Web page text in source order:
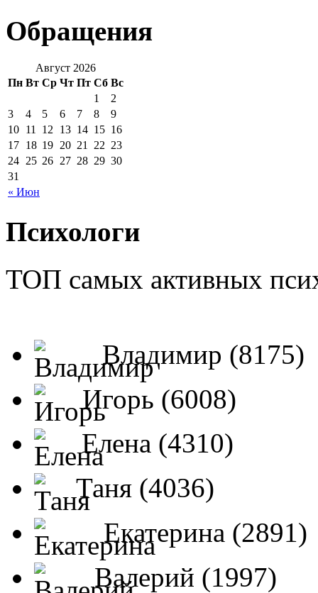
Обращения
Август 2026
Пн Вт Ср Чт Пт Сб Вс
« Июн
1
2
3
4 5 6 7 8
9
10 11 12 13 14 15 16
17 18 19 20 21 22 23
24 25 26 27 28 29 30
31
Психологи
ТОП самых активных
Владимир (8175)
Игорь (6008)
Елена (4310)
Таня (4036)
Екатерина (2891)
Валерий (1997)